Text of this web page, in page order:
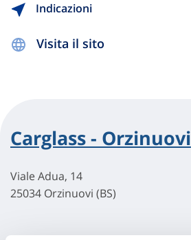
Indicazioni
Visita il sito
Carglass - Orzinuovi
Viale Adua, 14
25034 Orzinuovi (BS)